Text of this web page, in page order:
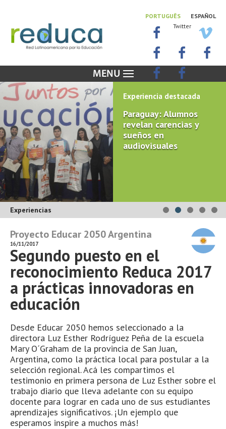
ESPAÑOL
PORTUGUÊS
Twitter
Experiencias
Experiencia destacada
Paraguay: Alumnos
revelan carencias y
sueños en
audiovisuales
Proyecto Educar 2050 Argentina
16/11/2017
Segundo puesto en el
reconocimiento Reduca 2017
a prácticas innovadoras en
educación
Desde Educar 2050 hemos seleccionado a la
directora Luz Esther Rodríguez Peña de la escuela
Mary O´Graham de la provincia de San Juan,
Argentina, como la práctica local para postular a la
selección regional. Acá les compartimos el
testimonio en primera persona de Luz Esther sobre el
trabajo diario que lleva adelante con su equipo
docente para lograr en cada uno de sus estudiantes
aprendizajes significativos. ¡Un ejemplo que
esperamos inspire a muchos más!